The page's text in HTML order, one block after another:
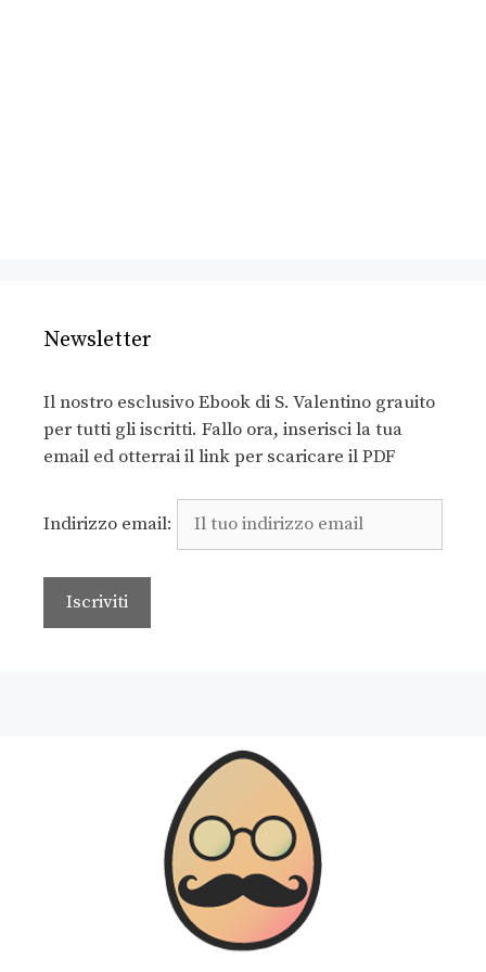
Newsletter
Il nostro esclusivo Ebook di S. Valentino grauito
per tutti gli iscritti. Fallo ora, inserisci la tua
email ed otterrai il link per scaricare il PDF
Indirizzo email: